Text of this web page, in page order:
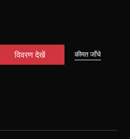
विवरण देखें कीमत जाँचे